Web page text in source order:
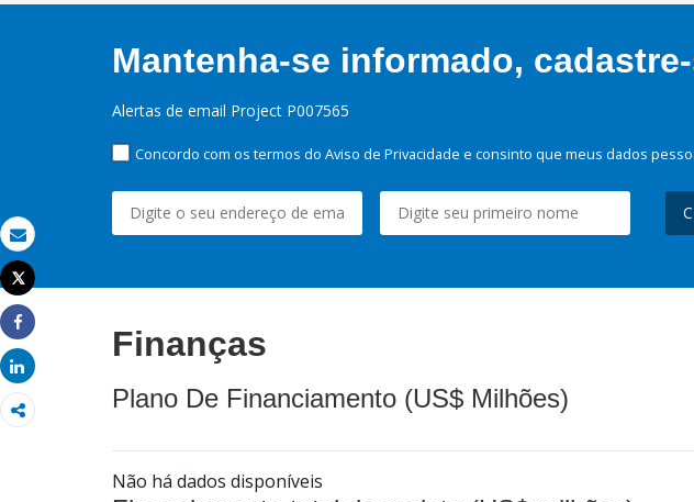
Email
Imprimir
Tweet
Share
Share
Mantenha-se informado,
Alertas de email Project P007565
Concordo com os termos do Aviso de Privacidade e consinto que meus dados
Finanças
Plano De Financiamento (US$ Milhões)
Não há dados disponíveis